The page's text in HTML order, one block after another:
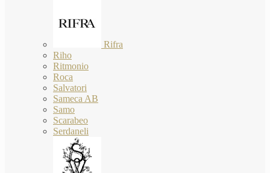
Rifra
Riho
Ritmonio
Roca
Salvatori
Sameca AB
Samo
Scarabeo
Serdaneli